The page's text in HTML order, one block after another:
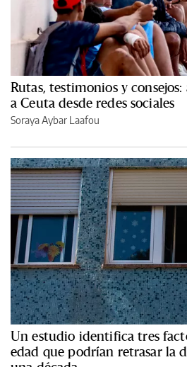
Rutas, testimonios y
a Ceuta desde redes sociales
Soraya Aybar Laafou
Un estudio identifica tres
edad que podrían retrasar la